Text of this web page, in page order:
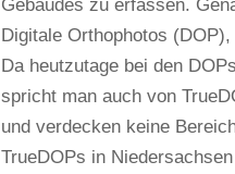
Gebäudes zu erfassen.
Digitale Orthophotos
Da heutzutage bei den
spricht man auch von
und verdecken keine
TrueDOPs in